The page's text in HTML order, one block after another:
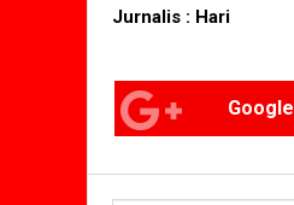
Jurnalis : Hari
Google